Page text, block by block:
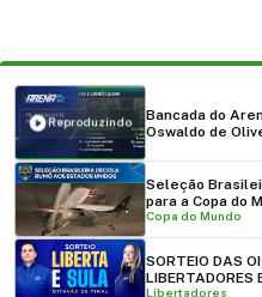
Reproduzindo
Bancada do
Oswaldo de
Seleção
para a Copa do
Copa do Mundo
SORTEIO DAS
LIBERTADORES
Libertadores